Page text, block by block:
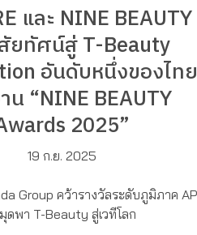
และ NINE BEAUTY
ยทัศน์สู่ T-Beauty
อันดับหนึ่งของไทย
น “NINE BEAUTY
2025”
19 ก.ย. 2025